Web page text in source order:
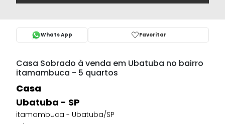
Casa Sobrado à venda em Ubatuba no bairro
itamambuca - 5 quartos
Casa
Ubatuba - SP
itamambuca - Ubatuba/SP
Whats App Favoritar